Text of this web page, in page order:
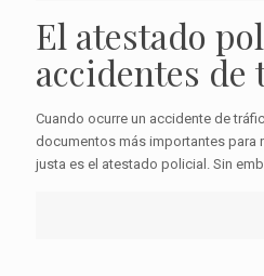
El atestado
accidentes de
Cuando ocurre un accidente de
documentos más importantes para
justa es el atestado policial. Sin